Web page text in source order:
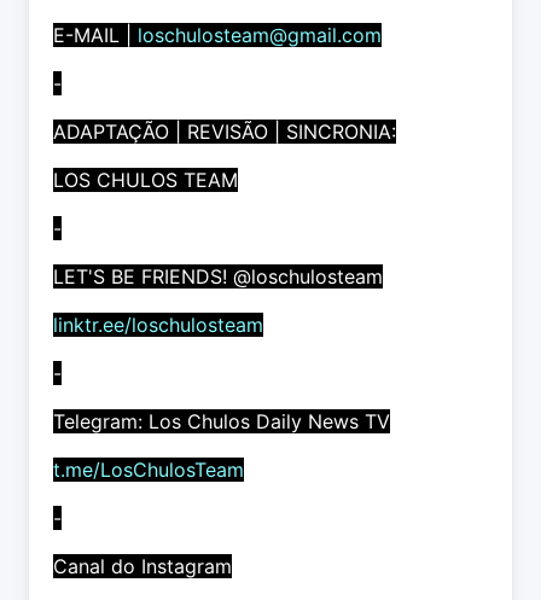
E-MAIL | loschulosteam@gmail.com
-
ADAPTAÇÃO | REVISÃO | SINCRONIA:
LOS CHULOS TEAM
-
LET'S BE FRIENDS! @loschulosteam
linktr.ee/loschulosteam
-
Telegram: Los Chulos Daily News TV
t.me/LosChulosTeam
-
Canal do Instagram